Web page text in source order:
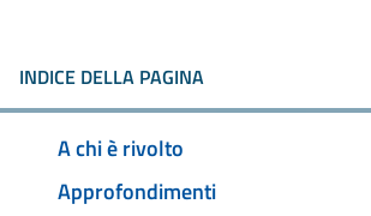
INDICE DELLA PAGINA
A chi è rivolto
Approfondimenti